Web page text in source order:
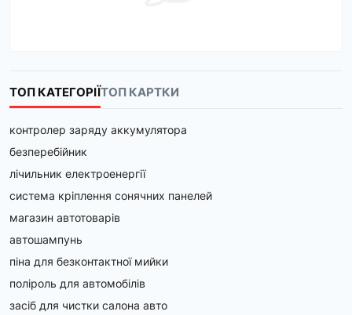
ТОП КАТЕГОРІЇТОП КАРТКИ
контролер заряду аккумулятора
безперебійник
лічильник електроенергії
система кріплення сонячних панелей
магазин автотоварів
автошампунь
піна для безконтактної мийки
поліроль для автомобілів
засіб для чистки салона авто